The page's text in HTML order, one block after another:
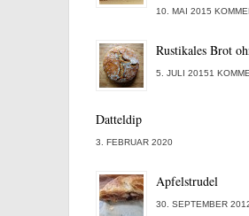
10. MAI 2015
Rustikales Brot
5. JULI 20151
Datteldip
3. FEBRUAR 2020
Apfelstrudel
30. SEPTEMBER